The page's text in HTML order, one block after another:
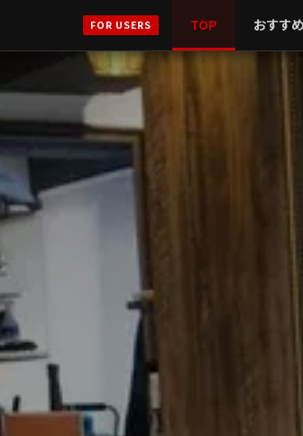
FOR USERS TOP おすす